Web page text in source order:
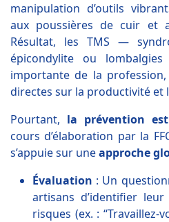
manipulation d’outils
aux poussières de cuir et
Résultat, les TMS —
épicondylite ou
importante de la profession,
directes sur la productivité et
Pourtant, la prévention
cours d’élaboration par la
s’appuie sur uneapproche
Évaluation : Un
artisans d’identifier leur
risques (ex. :